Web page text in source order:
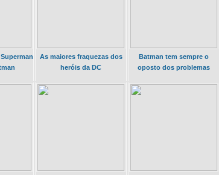
As maiores fraquezas dos
heróis da DC
Batman tem sempre o
oposto dos problemas